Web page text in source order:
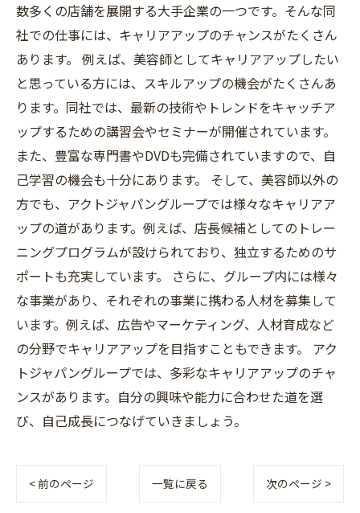
数多くの店舗を展開する大手企業の一つです。そんな同
社での仕事には、キャリアアップのチャンスがたくさん
あります。 例えば、美容師としてキャリアアップしたい
と思っている方には、スキルアップの機会がたくさんあ
ります。同社では、最新の技術やトレンドをキャッチア
ップするための講習会やセミナーが開催されています。
また、豊富な専門書やDVDも完備されていますので、自
己学習の機会も十分にあります。 そして、美容師以外の
方でも、アクトジャパングループでは様々なキャリアア
ップの道があります。例えば、店長候補としてのトレー
ニングプログラムが設けられており、独立するためのサ
ポートも充実しています。 さらに、グループ内には様々
な事業があり、それぞれの事業に携わる人材を募集して
います。例えば、広告やマーケティング、人材育成など
の分野でキャリアアップを目指すこともできます。 アク
トジャパングループでは、多彩なキャリアアップのチャ
ンスがあります。自分の興味や能力に合わせた道を選
び、自己成長につなげていきましょう。
< 前のページ 一覧に戻る 次のページ >